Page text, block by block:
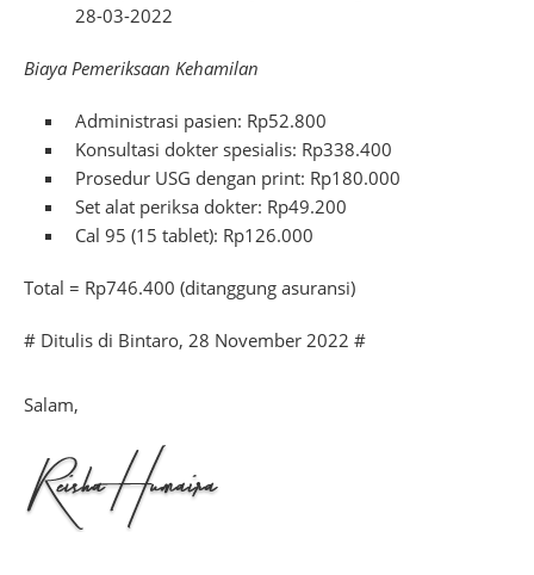
28-03-2022
Biaya Pemeriksaan Kehamilan
Administrasi pasien: Rp52.800
Konsultasi dokter spesialis: Rp338.400
Prosedur USG dengan print: Rp180.000
Set alat periksa dokter: Rp49.200
Cal 95 (15 tablet): Rp126.000
Total = Rp746.400 (ditanggung asuransi)
# Ditulis di Bintaro, 28 November 2022 #
Salam,